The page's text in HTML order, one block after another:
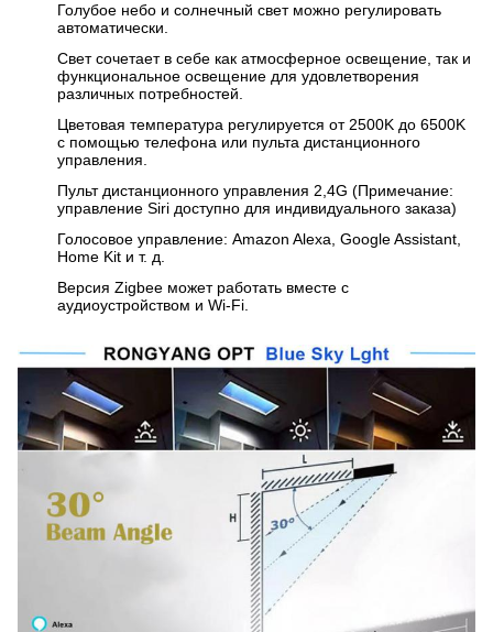
Голубое небо и солнечный свет можно регулировать
автоматически.
Свет сочетает в себе как атмосферное освещение, так и
функциональное освещение для удовлетворения
различных потребностей.
Цветовая температура регулируется от 2500K до 6500K
с помощью телефона или пульта дистанционного
управления.
Пульт дистанционного управления 2,4G (Примечание:
управление Siri доступно для индивидуального заказа)
Голосовое управление: Amazon Alexa, Google Assistant,
Home Kit и т. д.
Версия Zigbee может работать вместе с
аудиоустройством и Wi-Fi.